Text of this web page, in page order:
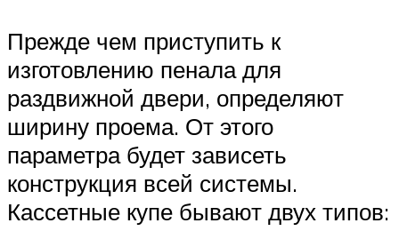
Прежде чем приступить к
изготовлению пенала для
раздвижной двери, определяют
ширину проема. От этого
параметра будет зависеть
конструкция всей системы.
Кассетные купе бывают двух типов: